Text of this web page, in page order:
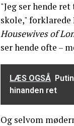
"Jeg ser hende
skole," forklarede
Housewives of
ser hende ofte –
LÆS OGSÅ
hinanden ret
Og selvom